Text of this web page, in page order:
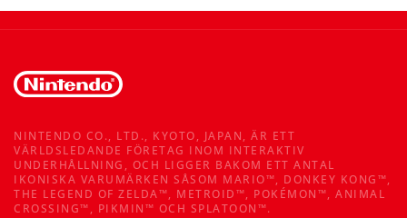
NINTENDO CO., LTD., KYOTO, JAPAN, ÄR ETT
VÄRLDSLEDANDE FÖRETAG INOM INTERAKTIV
UNDERHÅLLNING, OCH LIGGER BAKOM ETT ANTAL
IKONISKA VARUMÄRKEN SÅSOM MARIO™, DONKEY KONG™,
THE LEGEND OF ZELDA™, METROID™, POKÉMON™, ANIMAL
CROSSING™, PIKMIN™ OCH SPLATOON™.